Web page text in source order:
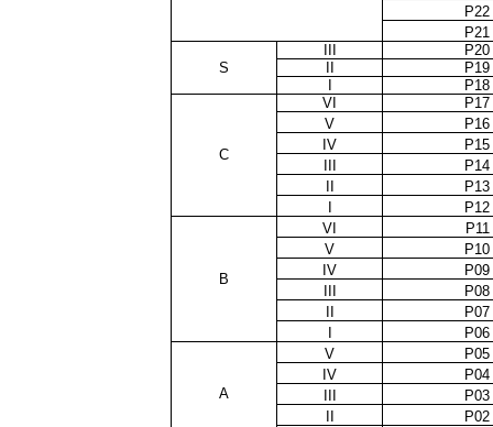
P22
P21
S
P20
P19
P18
C
VI
P17
V
P16
IV
P15
P14
P13
P12
B
VI
P11
V
P10
IV
P09
P08
P07
P06
A
V
P05
IV
P04
P03
P02